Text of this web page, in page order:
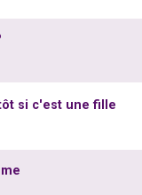
si c'est une fille